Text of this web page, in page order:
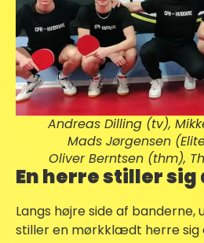
Andreas Dilling (tv),
Mads Jørgensen
Oliver Berntsen (thm),
En herre stiller sig
Langs højre side af
stiller en mørkklædt herre sig